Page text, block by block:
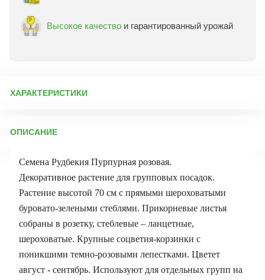
Высокое качество и гарантированный урожай
ХАРАКТЕРИСТИКИ
Бренд товара:
Срок отправки: ежедневно
ОПИСАНИЕ
Семена Рудбекия Пурпурная розовая.
Декоративное растение для групповых посадок.
Растение высотой 70 см с прямыми шероховатыми
буровато-зелеными стеблями. Прикорневые листья
собраны в розетку, стеблевые – ланцетные,
шероховатые. Крупные соцветия-корзинки с
поникшими темно-розовыми лепестками. Цветет
август - сентябрь. Используют для отдельных групп на